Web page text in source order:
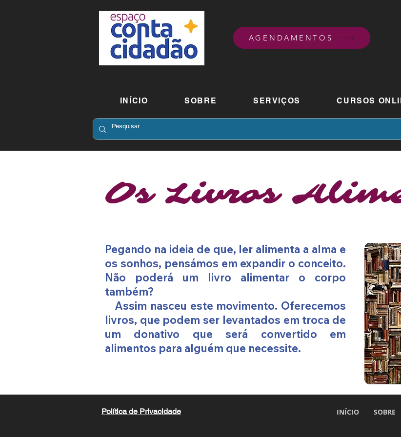
AGENDAMENTOS
INÍCIO SOBRE SERVIÇOS CURSOS
Os Livros
Pegando na ideia de que, ler alimenta a alma e
os sonhos, pensámos em expandir o conceito.
Não poderá um livro alimentar o corpo
também?
Assim nasceu este movimento. Oferecemos
livros, que podem ser levantados em troca de
um donativo que será convertido em
alimentos para alguém que necessite.
Política de Privacidade INÍCIO SOBRE